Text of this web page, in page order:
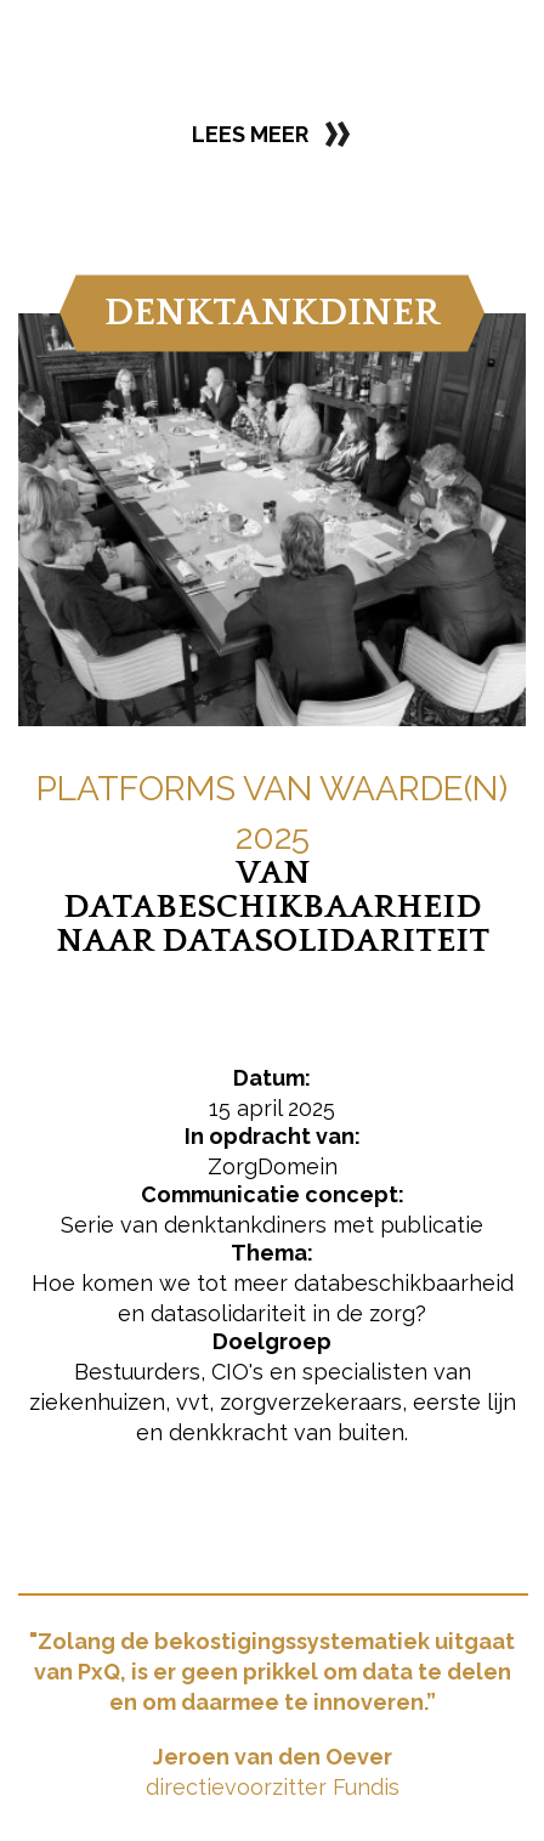
LEES MEER
DENKTANKDINER
PLATFORMS VAN WAARDE(N)
2025
VAN
DATABESCHIKBAARHEID
NAAR DATASOLIDARITEIT
Datum:
15 april 2025
In opdracht van:
ZorgDomein
Communicatie concept:
Serie van denktankdiners met publicatie
Thema:
Hoe komen we tot meer databeschikbaarheid
en datasolidariteit in de zorg?
Doelgroep
Bestuurders, CIO's en specialisten van
ziekenhuizen, vvt, zorgverzekeraars, eerste lijn
en denkkracht van buiten.
"Zolang de bekostigingssystematiek uitgaat
van PxQ, is er geen prikkel om data te delen
en om daarmee te innoveren.”
Jeroen van den Oever
directievoorzitter Fundis